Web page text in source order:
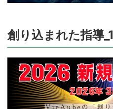
創り込まれた指導_1